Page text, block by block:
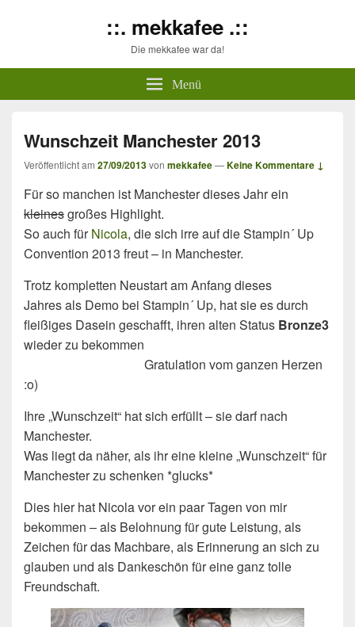
::. mekkafee .::
Die mekkafee war da!
Menü
Wunschzeit Manchester 2013
Veröffentlicht am 27/09/2013von mekkafee—Keine Kommentare ↓
Für so manchen ist Manchester dieses Jahr ein
kleinesgroßes Highlight.
So auch fürNicola, die sich irre auf die Stampin´ Up
Convention 2013 freut – in Manchester.
Trotz kompletten Neustart am Anfang dieses
Jahres als Demo bei Stampin´ Up, hat sie es durch
fleißiges Dasein geschafft, ihren alten Status Bronze3
wieder zu bekommen
Gratulation vom ganzen Herzen
:o)
Ihre „Wunschzeit“ hat sich erfüllt – sie darf nach
Manchester.
Was liegt da näher, als ihr eine kleine „Wunschzeit“ für
Manchester zu schenken *glucks*
Dies hier hat Nicola vor ein paar Tagen von mir
bekommen – als Belohnung für gute Leistung, als
Zeichen für das Machbare, als Erinnerung an sich zu
glauben und als Dankeschön für eine ganz tolle
Freundschaft.